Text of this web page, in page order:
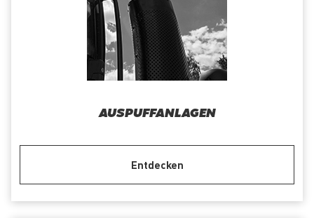
AUSPUFFANLAGEN
Entdecken